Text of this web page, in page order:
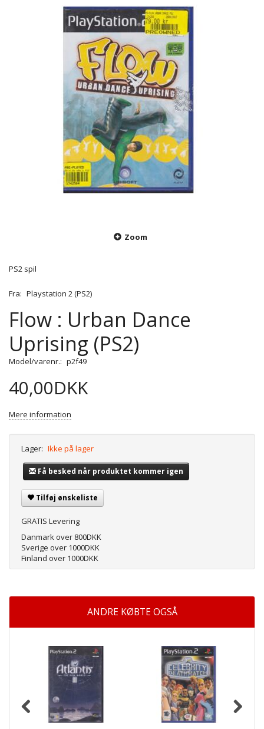
Zoom
PS2 spil
Fra: Playstation 2 (PS2)
Flow : Urban Dance
Uprising (PS2)
Model/varenr.: p2f49
40,00DKK
Mere information
Lager: Ikke på lager
Få besked når produktet kommer igen
Tilføj ønskeliste
GRATIS Levering
Danmark over 800DKK
Sverige over 1000DKK
Finland over 1000DKK
ANDRE KØBTE OGSÅ